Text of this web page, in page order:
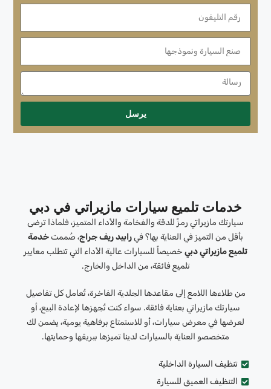
يرسل
خدمات تلميع سيارات مازيراتي في دبي
سيارتك مازيراتي رمزٌ للدقة والفخامة والأداء المتميز، فلماذا ترضى
بأقل من التميز في العناية بها؟ فيرابيد ريف جراج، صُممت خدمة
تلميع مازيراتي دبي خصيصاً للسيارات عالية الأداء التي تتطلب معايير
تلميع فائقة، من الداخل والخارج.
من طلاءها اللامع إلى مقاعدها الجلدية الفاخرة، تُعامل كل تفاصيل
سيارتك مازيراتي بعناية فائقة. سواء كنت تُجهزها لإعادة البيع، أو
لعرضها في معرض سيارات، أو للاستمتاع برفاهية يومية، يضمن لك
متخصصو العناية بالسيارات لدينا تميزها ببريقها وحمايتها.
تنظيف السيارة الداخلية
التنظيف العميق للسيارة